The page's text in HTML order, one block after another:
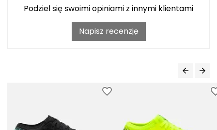
GregoryPodziel się swoimi opiniami z innymi klientami
Napisz recenzję